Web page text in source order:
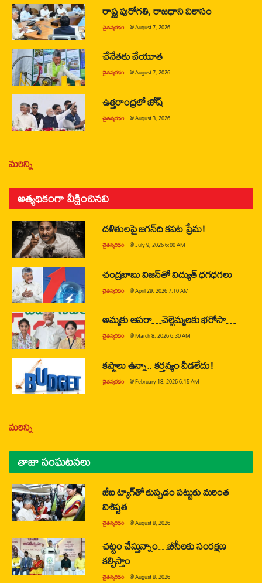
రాష్ట్ర పురోగతి, రాజధాని వికాసం
చైతన్యరధం @August 7, 2026
చేనేతకు చేయూత
చైతన్యరధం @August 7, 2026
ఉత్తరాంధ్రలో జోష్
చైతన్యరధం @August 3, 2026
మరిన్ని
అత్యధికంగా వీక్షించినవి
దళితులపై జగన్‌ది కపట ప్రేమ!
చైతన్యరధం @July 9, 2026 6:00 AM
చంద్రబాబు విజన్‌తో విద్యుత్ ధగధగలు
చైతన్యరధం @April 29, 2026 7:10 AM
అమ్మకు ఆసరా…చెల్లెమ్మలకు భరోసా…
చైతన్యరధం @March 8, 2026 6:30 AM
కష్టాలు ఉన్నా.. కర్తవ్యం వీడలేదు!
చైతన్యరధం @February 18, 2026 6:15 AM
మరిన్ని
తాజా సంఘటనలు
జీఐ ట్యాగ్‌తో కుప్పడం పట్టుకు మరింత
విశిష్టత
చైతన్యరధం @August 8, 2026
చట్టం చేస్తున్నాం…బీసీలకు సంరక్షణ
కల్పిస్తాం
చైతన్యరధం @August 8, 2026